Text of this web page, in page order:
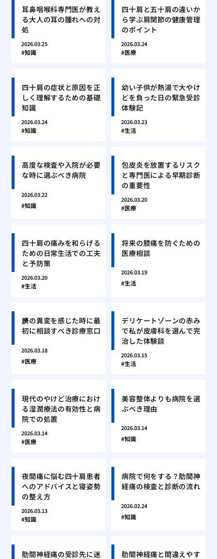
耳鼻咽喉科専門医が教え
る大人の耳の腫れへの対
処
2026.03.25
知識
四十肩と五十肩の違いか
ら学ぶ肩関節の健康管理
のポイント
2026.03.24
医療
四十肩の症状と原因を正
しく理解するための基礎
知識
2026.03.24
知識
幼い子供が熱湯で大やけ
どを負った日の緊急受診
体験記
2026.03.23
生活
高度な検査や入院が必要
な時に選ぶべき病院
2026.03.22
知識
包皮炎を放置するリスク
と専門医による早期診断
の重要性
2026.03.20
医療
四十肩の痛みを和らげる
ための日常生活での工夫
と予防策
2026.03.20
生活
将来の膝痛を防ぐための
医療相談
2026.03.19
生活
臍の異変を感じた時に最
初に相談すべき診療窓口
2026.03.18
医療
デリケートゾーンの赤み
で私が皮膚科を選んで完
治した体験談
2026.03.15
生活
現代のやけど治療におけ
る湿潤療法の有効性と病
院での処置
2026.03.14
医療
美容整体よりも病院を選
ぶべき理由
2026.03.14
知識
夜間痛に悩む四十肩患者
へのアドバイスと寝姿勢
の整え方
2026.03.13
知識
病院で何をする？肋間神
経痛の検査と診断の流れ
2026.02.24
知識
肋間神経痛の受診先に迷
肋間神経痛と間違えやす